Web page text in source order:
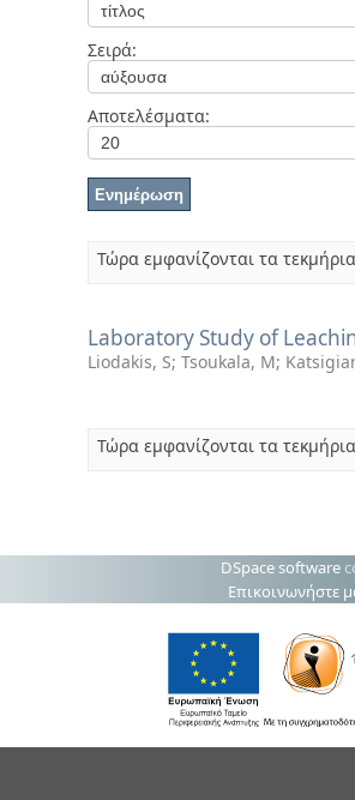
Σειρά:
Αποτελέσματα:
Τώρα εμφανίζονται τα
Laboratory Study of
Liodakis, S; Tsoukala, M;
Τώρα εμφανίζονται τα
DSpace software
Επικοινωνήστε